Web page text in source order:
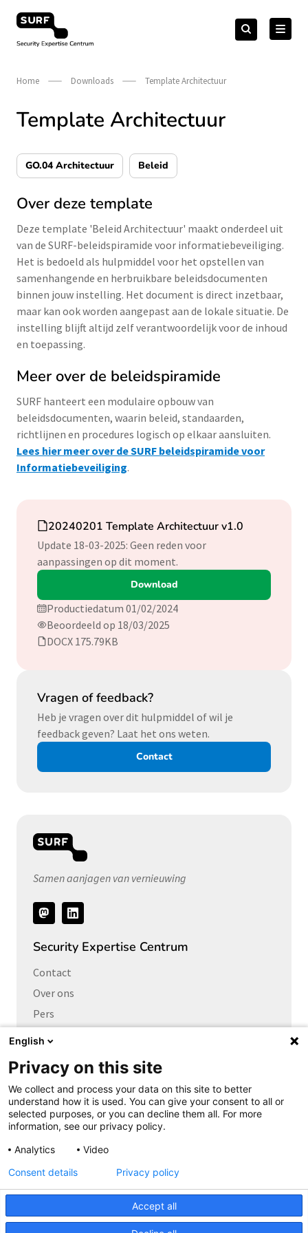
naar
Security Expertise Centrum – by SURF
Zoeken
naar:Zoeken
Home Downloads Template Architectuur
Template Architectuur
GO.04 Architectuur Beleid
Over deze template
Deze template 'Beleid Architectuur' maakt onderdeel uit
van de SURF-beleidspiramide voor informatiebeveiliging.
Het is bedoeld als hulpmiddel voor het opstellen van
samenhangende en herbruikbare beleidsdocumenten
binnen jouw instelling. Het document is direct inzetbaar,
maar kan ook worden aangepast aan de lokale situatie. De
instelling blijft altijd zelf verantwoordelijk voor de inhoud
en toepassing.
Meer over de beleidspiramide
SURF hanteert een modulaire opbouw van
beleidsdocumenten, waarin beleid, standaarden,
richtlijnen en procedures logisch op elkaar aansluiten.
Lees hier meer over de SURF beleidspiramide voor
Informatiebeveiliging.
Download
20240201 Template Architectuur v1.0
Update 18-03-2025: Geen reden voor
aanpassingen op dit moment.
Download
Productiedatum 01/02/2024
Beoordeeld op 18/03/2025
DOCX 175.79KB
Vragen of feedback?
Heb je vragen over dit hulpmiddel of wil je
feedback geven? Laat het ons weten.
Contact
Samen aanjagen van vernieuwing
Volg
ons
Security Expertise Centrum
Contact
Over ons
Pers
Vacatures
Links naar
Cybersecurity Community
Platform Integrale veiligheid
Privacy Expertise Centrum
SURF Vendor Compliance
Cookieverklaring
Privacyverklaring
English
Privacy on this site
We collect and process your data on this site to better
understand how it is used. You can give your consent to all or
selected purposes, or you can decline them all. For more
information, see our privacy policy.
Analytics
Video
Accept all
Consent details Privacy policy